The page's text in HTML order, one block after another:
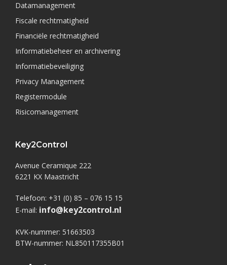
Datamanagement
Fiscale rechtmatigheid
Financiële rechtmatigheid
Informatiebeheer en archivering
Informatiebeveiliging
Privacy Management
Registermodule
Risicomanagement
Key2Control
Avenue Ceramique 222
6221 KX Maastricht
Telefoon: +31 (0) 85 – 076 15 15
E-mail: info@key2control.nl
KVK-nummer: 51663503
BTW-nummer: NL850117355B01